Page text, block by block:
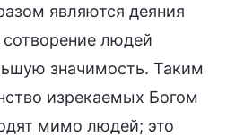
являются деяния
людей
значимость. Таким
изрекаемых Богом
мимо людей; это